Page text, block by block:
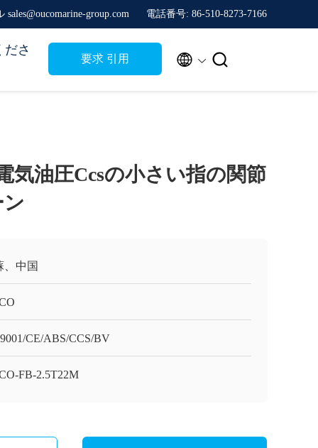
sales@oucomarine-group.com 電話番号: 86-510-8273-7166
ださ
要求 引用  
気油圧Ccsの小さい指の関節
、中国
CE/ABS/CCS/BV
FB-2.5T22M